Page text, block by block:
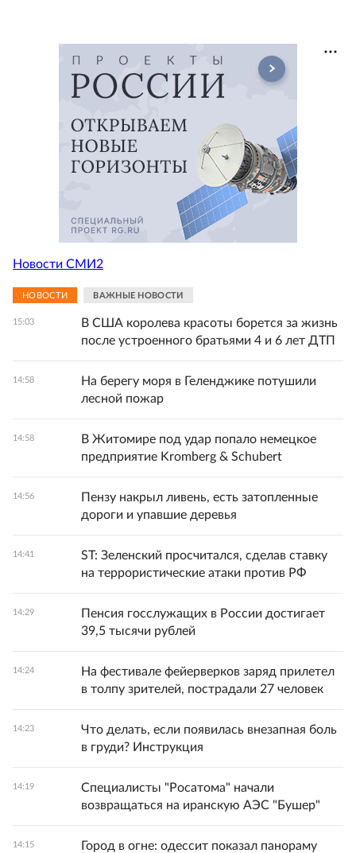
Новости СМИ2
НОВОСТИ ВАЖНЫЕ НОВОСТИ
15:03
В США королева красоты борется за жизнь
после устроенного братьями 4 и 6 лет ДТП
14:58
На берегу моря в Геленджике потушили
лесной пожар
14:58
В Житомире под удар попало немецкое
предприятие Kromberg & Schubert
14:56
Пензу накрыл ливень, есть затопленные
дороги и упавшие деревья
14:41
ST: Зеленский просчитался, сделав ставку
на террористические атаки против РФ
14:29
Пенсия госслужащих в России достигает
39,5 тысячи рублей
14:24
На фестивале фейерверков заряд прилетел
в толпу зрителей, пострадали 27 человек
14:23
Что делать, если появилась внезапная боль
в груди? Инструкция
14:19
Специалисты "Росатома" начали
возвращаться на иранскую АЭС "Бушер"
14:15
Город в огне: одессит показал панораму